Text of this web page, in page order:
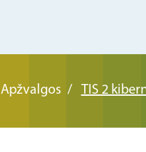
Apžvalgos TIS 2